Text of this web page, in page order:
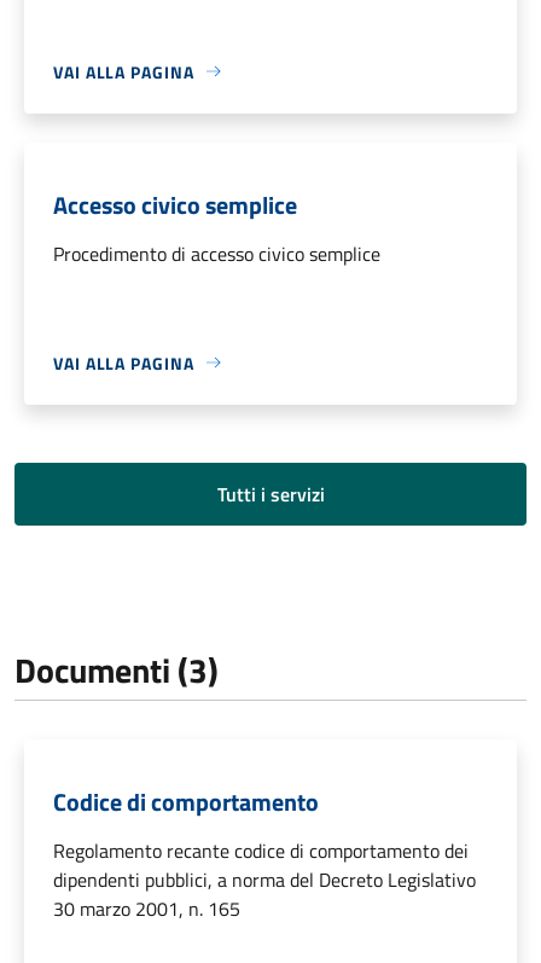
VAI ALLA PAGINA
Accesso civico semplice
Procedimento di accesso civico semplice
VAI ALLA PAGINA
Tutti i servizi
Documenti (3)
Codice di comportamento
Regolamento recante codice di comportamento dei
dipendenti pubblici, a norma del Decreto Legislativo
30 marzo 2001, n. 165